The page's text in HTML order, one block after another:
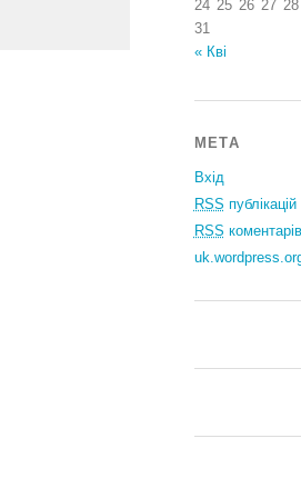
« Кві
24 25 26 27 28
31
МЕТА
Вхід
RSS публікацій
RSS коментарів